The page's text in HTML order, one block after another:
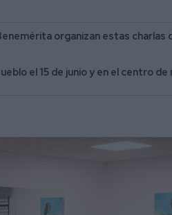
organizan estas charlas
el 15 de junio y en el centro de